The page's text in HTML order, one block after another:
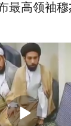
最高领袖穆